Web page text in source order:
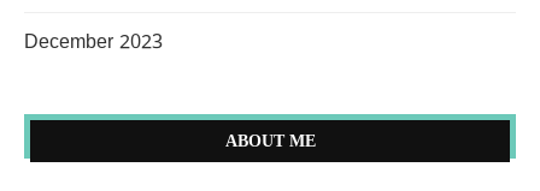
December 2023
ABOUT ME